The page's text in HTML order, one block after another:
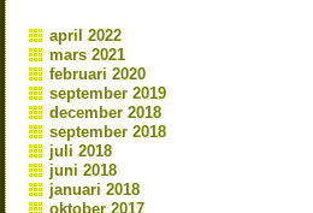
april 2022
mars 2021
februari 2020
september 2019
december 2018
september 2018
juli 2018
juni 2018
januari 2018
oktober 2017